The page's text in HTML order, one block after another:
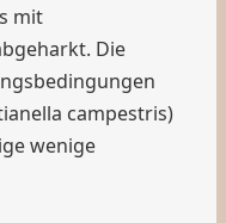
mit
Die
campestris)
wenige